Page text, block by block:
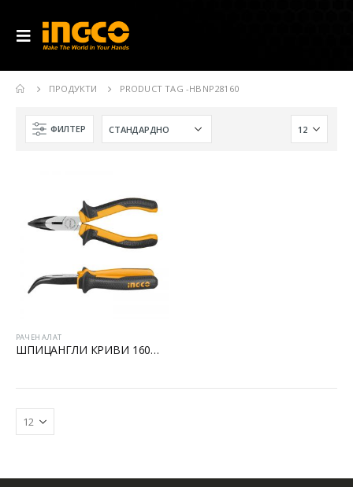
ПРОДУКТИ PRODUCT TAG -HBNP28160
ФИЛТЕР
РАЧЕН АЛАТ
ШПИЦАНГЛИ КРИВИ 160MM